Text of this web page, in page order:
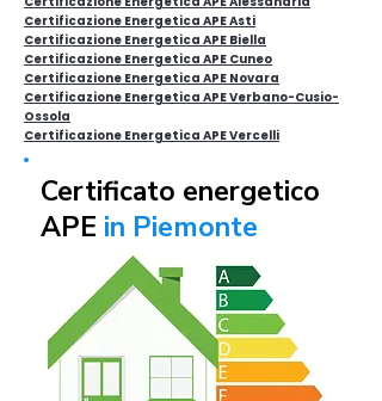
Certificazione Energetica APE Asti
Certificazione Energetica APE Biella
Certificazione Energetica APE Cuneo
Certificazione Energetica APE Novara
Certificazione Energetica APE Verbano-Cusio-
Ossola
Certificazione Energetica APE Vercelli
Certificato energetico
APE in Piemonte